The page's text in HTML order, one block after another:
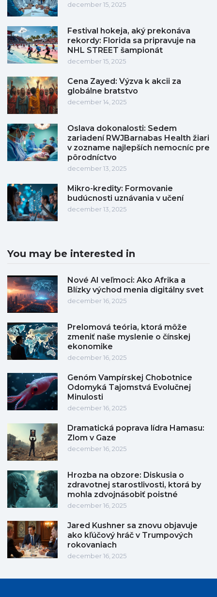
december 15, 2025
Festival hokeja, aký prekonáva
rekordy: Florida sa pripravuje na
NHL STREET šampionát
december 15, 2025
Cena Zayed: Výzva k akcii za
globálne bratstvo
december 14, 2025
Oslava dokonalosti: Sedem
zariadení RWJBarnabas Health žiari
v zozname najlepších nemocníc pre
pôrodníctvo
december 13, 2025
Mikro-kredity: Formovanie
budúcnosti uznávania v učení
december 13, 2025
You may be interested in
Nové AI veľmoci: Ako Afrika a
Blízky východ menia digitálny svet
december 16, 2025
Prelomová teória, ktorá môže
zmeniť naše myslenie o čínskej
ekonomike
december 16, 2025
Genóm Vampírskej Chobotnice
Odomyká Tajomstvá Evolučnej
Minulosti
december 16, 2025
Dramatická poprava lídra Hamasu:
Zlom v Gaze
december 16, 2025
Hrozba na obzore: Diskusia o
zdravotnej starostlivosti, ktorá by
mohla zdvojnásobiť poistné
december 16, 2025
Jared Kushner sa znovu objavuje
ako kľúčový hráč v Trumpových
rokovaniach
december 16, 2025